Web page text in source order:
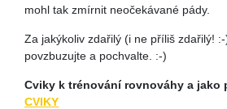
mohl tak zmírnit neočekávané pády.
Za jakýkoliv zdařilý (i ne příliš zdařilý!
povzbuzujte a pochvalte. :-)
Cviky k trénování rovnováhy a jako
CVIKY